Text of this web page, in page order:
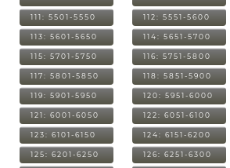
111: 5501-5550 112: 5551-5600
113: 5601-5650 114: 5651-5700
115: 5701-5750 116: 5751-5800
117: 5801-5850 118: 5851-5900
119: 5901-5950 120: 5951-6000
121: 6001-6050 122: 6051-6100
123: 6101-6150 124: 6151-6200
125: 6201-6250 126: 6251-6300